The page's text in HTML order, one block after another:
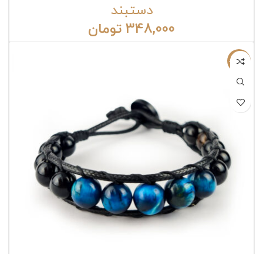
دستبند
348,000 تومان
ناموجود